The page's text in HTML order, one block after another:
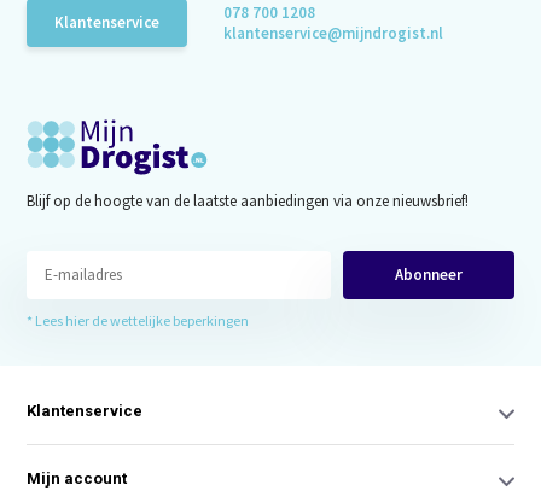
Klantenservice
078 700 1208
klantenservice@mijndrogist.nl
Blijf op de hoogte van de laatste aanbiedingen via onze nieuwsbrief!
Abonneer
* Lees hier de wettelijke beperkingen
Klantenservice
Mijn account